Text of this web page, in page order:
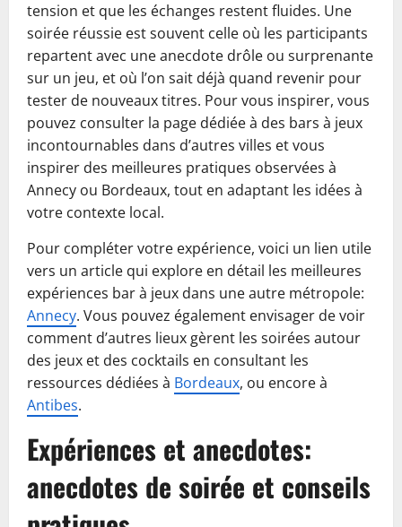
tension et que les échanges restent fluides. Une
soirée réussie est souvent celle où les participants
repartent avec une anecdote drôle ou surprenante
sur un jeu, et où l’on sait déjà quand revenir pour
tester de nouveaux titres. Pour vous inspirer, vous
pouvez consulter la page dédiée à des bars à jeux
incontournables dans d’autres villes et vous
inspirer des meilleures pratiques observées à
Annecy ou Bordeaux, tout en adaptant les idées à
votre contexte local.
Pour compléter votre expérience, voici un lien utile
vers un article qui explore en détail les meilleures
expériences bar à jeux dans une autre métropole:
Annecy. Vous pouvez également envisager de voir
comment d’autres lieux gèrent les soirées autour
des jeux et des cocktails en consultant les
ressources dédiées à Bordeaux, ou encore à
Antibes.
Expériences et anecdotes:
anecdotes de soirée et conseils